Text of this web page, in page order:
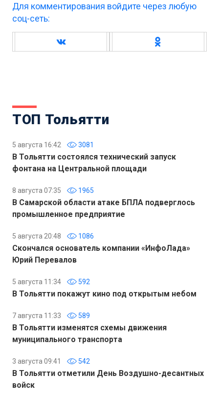
Для комментирования войдите через любую
соц-сеть:
ТОП Тольятти
5 августа 16:42 3081
В Тольятти состоялся технический запуск
фонтана на Центральной площади
8 августа 07:35 1965
В Самарской области атаке БПЛА подверглось
промышленное предприятие
5 августа 20:48 1086
Скончался основатель компании «ИнфоЛада»
Юрий Перевалов
5 августа 11:34 592
В Тольятти покажут кино под открытым небом
7 августа 11:33 589
В Тольятти изменятся схемы движения
муниципального транспорта
3 августа 09:41 542
В Тольятти отметили День Воздушно-десантных
войск